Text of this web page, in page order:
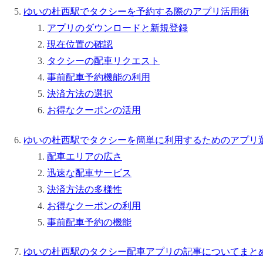
ゆいの杜西駅でタクシーを予約する際のアプリ活用術
アプリのダウンロードと新規登録
現在位置の確認
タクシーの配車リクエスト
事前配車予約機能の利用
決済方法の選択
お得なクーポンの活用
ゆいの杜西駅でタクシーを簡単に利用するためのアプリ
配車エリアの広さ
迅速な配車サービス
決済方法の多様性
お得なクーポンの利用
事前配車予約の機能
ゆいの杜西駅のタクシー配車アプリの記事についてまと